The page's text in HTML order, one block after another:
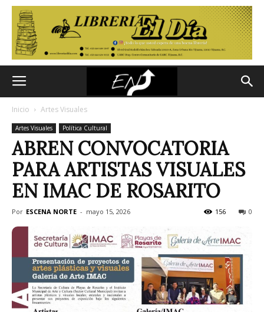
Inicio Artes Visuales
Artes Visuales Política Cultural
ABREN CONVOCATORIA
PARA ARTISTAS VISUALES
EN IMAC DE ROSARITO
Por ESCENA NORTE - mayo 15, 2026 0
156